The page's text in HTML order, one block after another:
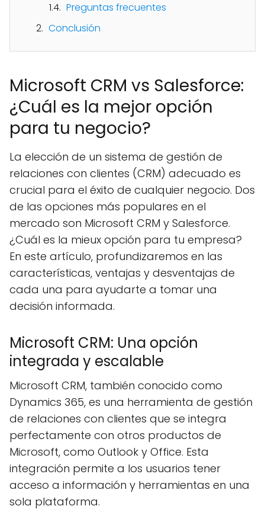
Preguntas frecuentes
Conclusión
Microsoft CRM vs Salesforce:
¿Cuál es la mejor opción
para tu negocio?
La elección de un sistema de gestión de
relaciones con clientes (CRM) adecuado es
crucial para el éxito de cualquier negocio. Dos
de las opciones más populares en el
mercado son Microsoft CRM y Salesforce.
¿Cuál es la mieux opción para tu empresa?
En este artículo, profundizaremos en las
características, ventajas y desventajas de
cada una para ayudarte a tomar una
decisión informada.
Microsoft CRM: Una opción
integrada y escalable
Microsoft CRM, también conocido como
Dynamics 365, es una herramienta de gestión
de relaciones con clientes que se integra
perfectamente con otros productos de
Microsoft, como Outlook y Office. Esta
integración permite a los usuarios tener
acceso a información y herramientas en una
sola plataforma.